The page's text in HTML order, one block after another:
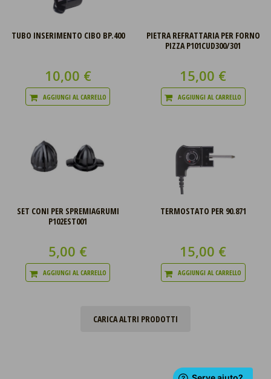
TUBO INSERIMENTO CIBO BP.400
10,00 €
AGGIUNGI AL CARRELLO
PIETRA REFRATTARIA PER FORNO
PIZZA P101CUD300/301
15,00 €
AGGIUNGI AL CARRELLO
SET CONI PER SPREMIAGRUMI
P102EST001
5,00 €
AGGIUNGI AL CARRELLO
TERMOSTATO PER 90.871
15,00 €
AGGIUNGI AL CARRELLO
CARICA ALTRI PRODOTTI